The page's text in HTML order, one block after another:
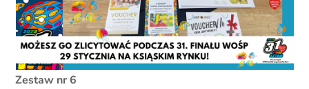
Zestaw nr 6